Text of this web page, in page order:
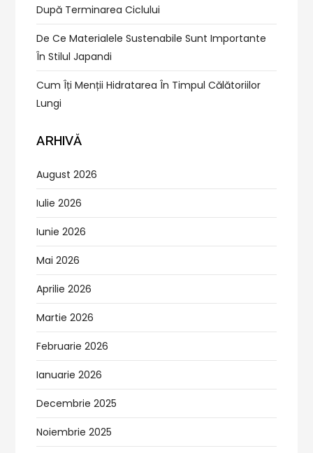
După Terminarea Ciclului
De Ce Materialele Sustenabile Sunt Importante
În Stilul Japandi
Cum Îți Menții Hidratarea În Timpul Călătoriilor
Lungi
ARHIVĂ
August 2026
Iulie 2026
Iunie 2026
Mai 2026
Aprilie 2026
Martie 2026
Februarie 2026
Ianuarie 2026
Decembrie 2025
Noiembrie 2025